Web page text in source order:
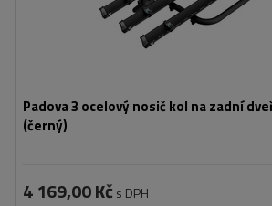
Padova 3 ocelový nosič kol na zadní
(černý)
4 169,00 Kč s DPH